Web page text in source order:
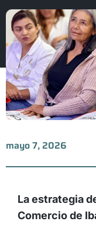
mayo 7, 2026
La estrategia
Comercio de